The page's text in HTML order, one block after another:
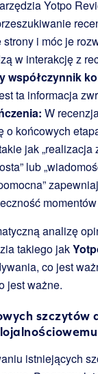
Yotpo
i móc je
w interakcję z
współczynnik
ta informacja
W
o końcowych
jak „realizacja
lub
momentów
analizę
takiego jak
co jest
jest ważne.
szczytów
istniejących